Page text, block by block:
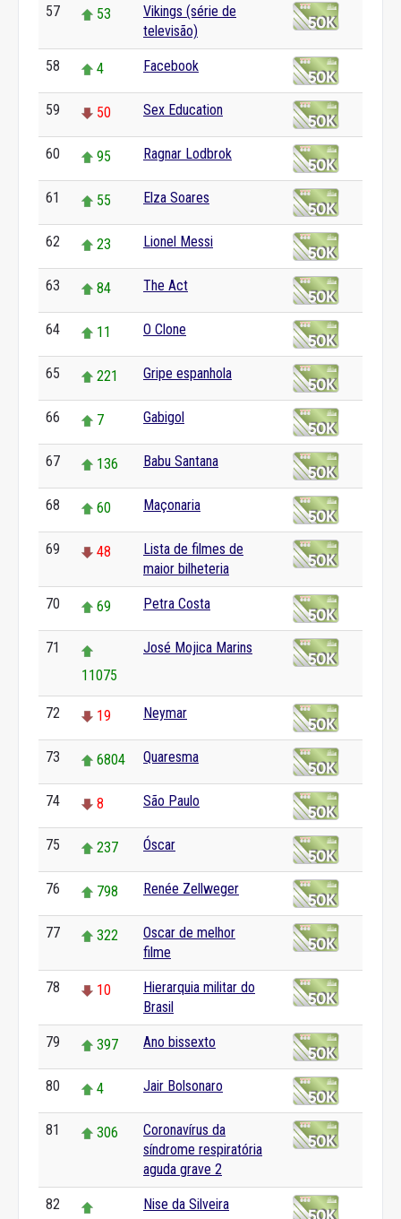
57 53
Vikings (série de
televisão)
58 4 Facebook
59 50 Sex Education
60 95 Ragnar Lodbrok
61 55 Elza Soares
62 23 Lionel Messi
63 84 The Act
64 11 O Clone
65 221 Gripe espanhola
66 7 Gabigol
67 136 Babu Santana
68 60 Maçonaria
69 48
Lista de filmes de
maior bilheteria
70 69 Petra Costa
71
11075
José Mojica Marins
72 19 Neymar
73 6804 Quaresma
74 8 São Paulo
75 237 Óscar
76 798 Renée Zellweger
77 322
Oscar de melhor
filme
78 10
Hierarquia militar do
Brasil
79 397 Ano bissexto
80 4 Jair Bolsonaro
81 306
Coronavírus da
síndrome respiratória
aguda grave 2
82
Nise da Silveira